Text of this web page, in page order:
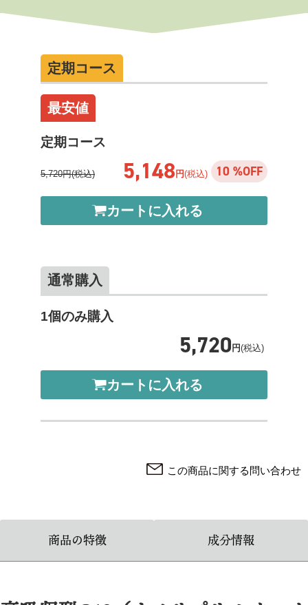
定期コース
最安値
定期コース
5,720円(税込) 5,148 円(税込) 10 %OFF
カートに入れる
通常購入
1個のみ購入
5,720 円(税込)
カートに入れる
この商品に関する問い合わせ
商品の特徴 成分情報